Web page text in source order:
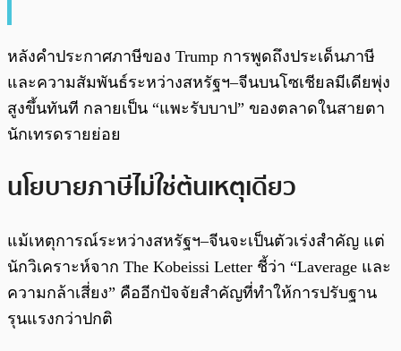
หลังคำประกาศภาษีของ Trump การพูดถึงประเด็นภาษี
และความสัมพันธ์ระหว่างสหรัฐฯ–จีนบนโซเชียลมีเดียพุ่ง
สูงขึ้นทันที กลายเป็น “แพะรับบาป” ของตลาดในสายตา
นักเทรดรายย่อย
นโยบายภาษีไม่ใช่ต้นเหตุเดียว
แม้เหตุการณ์ระหว่างสหรัฐฯ–จีนจะเป็นตัวเร่งสำคัญ แต่
นักวิเคราะห์จาก The Kobeissi Letter ชี้ว่า “Laverage และ
ความกล้าเสี่ยง” คืออีกปัจจัยสำคัญที่ทำให้การปรับฐาน
รุนแรงกว่าปกติ